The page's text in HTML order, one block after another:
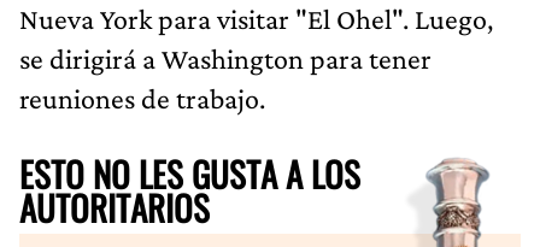
Nueva York para visitar "El Ohel". Luego,
se dirigirá a Washington para tener
reuniones de trabajo.
ESTO NO LES GUSTA A LOS
AUTORITARIOS